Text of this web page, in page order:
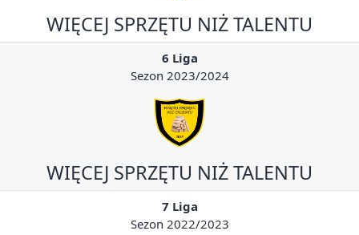
WIĘCEJ SPRZĘTU NIŻ TALENTU
6 Liga
Sezon 2023/2024
WIĘCEJ SPRZĘTU NIŻ TALENTU
7 Liga
Sezon 2022/2023